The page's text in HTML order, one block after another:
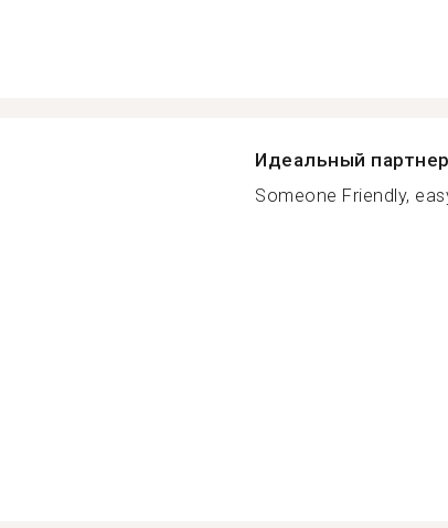
Идеальный
Someone Friendly,